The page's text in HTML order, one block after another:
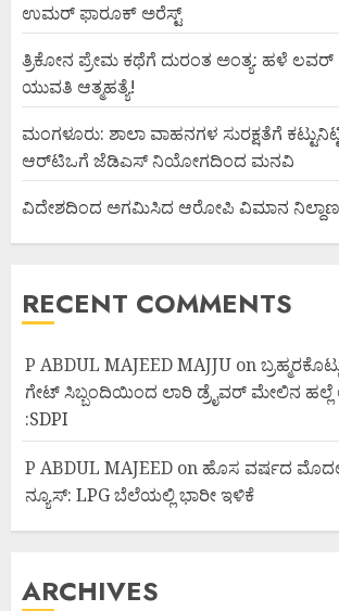
ಉಮರ್ ಫಾರೂಕ್ ಅರೆಸ್ಟ್
ತ್ರಿಕೋನ ಪ್ರೇಮ ಕಥೆಗೆ ದುರಂತ ಅಂತ್ಯ: ಹಳೆ ಲವರ್
ಯುವತಿ ಆತ್ಮಹತ್ಯೆ!
ಮಂಗಳೂರು: ಶಾಲಾ ವಾಹನಗಳ ಸುರಕ್ಷತೆಗೆ
ಆರ್‌ಟಿಒಗೆ ಜೆಡಿಎಸ್ ನಿಯೋಗದಿಂದ ಮನವಿ
ವಿದೇಶದಿಂದ ಅಗಮಿಸಿದ ಆರೋಪಿ ವಿಮಾನ
RECENT COMMENTS
P ABDUL MAJEED MAJJU on
ಗೇಟ್ ಸಿಬ್ಬಂದಿಯಿಂದ ಲಾರಿ ಡ್ರೈವರ್ ಮೇಲಿನ ಹಲ್ಲೆ
:SDPI
P ABDUL MAJEED on ಹೊಸ ವರ್ಷದ
ನ್ಯೂಸ್: LPG ಬೆಲೆಯಲ್ಲಿ ಭಾರೀ ಇಳಿಕೆ
ARCHIVES